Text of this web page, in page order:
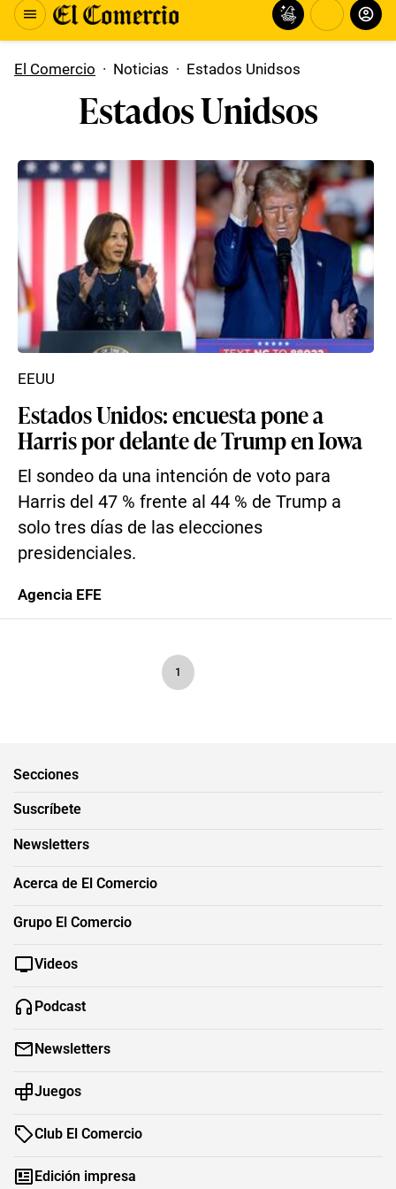
El Comercio · Noticias · Estados Unidsos
Estados Unidsos
Estados Unidos: encuesta pone a
Harris por delante de Trump en Iowa
El sondeo da una intención de voto para
Harris del 47 % frente al 44 % de Trump a
solo tres días de las elecciones
presidenciales.
EEUU
Agencia EFE
1
Secciones
Suscríbete
Newsletters
Acerca de El Comercio
Grupo El Comercio
Videos
Podcast
Newsletters
Juegos
Club El Comercio
Edición impresa